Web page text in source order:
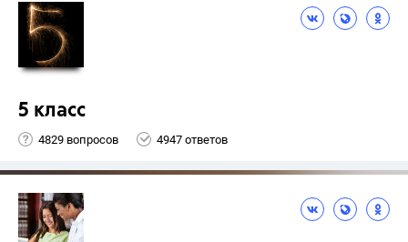
5 класс
4829 вопросов 4947 ответов